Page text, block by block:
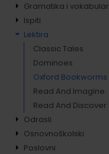
Gramatika i vokabular
Gramatika
Vokabular
Ispiti
CPE
Lektira
Classic Tales
Dominoes
Oxford Bookworms
Read And Imagine
Read And Discover
Odrasli
Aim High
English File Third
Osnovnoškolski
English Plus
Poslovni